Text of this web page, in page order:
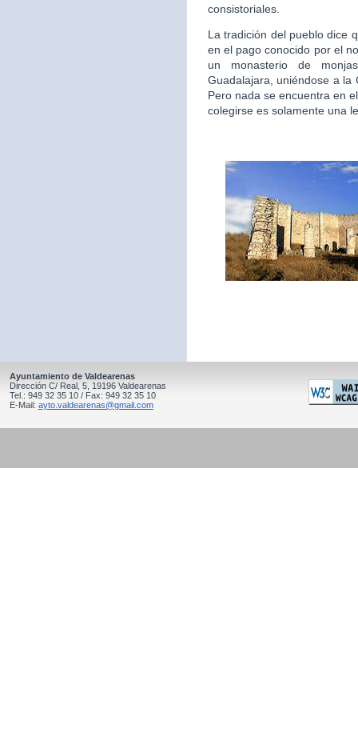
consistoriales.
La tradición del pueblo dice
en el pago conocido por el
un monasterio de
Guadalajara, uniéndose a la
Pero nada se encuentra en
colegirse es solamente una
Ayuntamiento de Valdearenas
Dirección C/ Real, 5, 19196 Valdearenas
Tel.: 949 32 35 10 / Fax: 949 32 35 10
E-Mail: ayto.valdearenas@gmail.com